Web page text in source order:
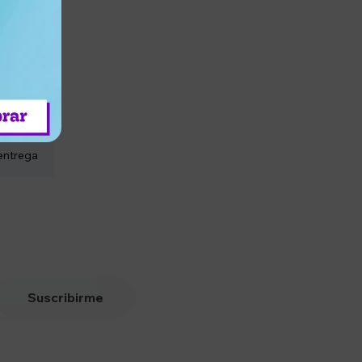
Suscribirme